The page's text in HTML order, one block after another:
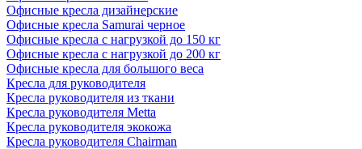
Офисные кресла дизайнерские
Офисные кресла Samurai черное
Офисные кресла с нагрузкой до 150 кг
Офисные кресла с нагрузкой до 200 кг
Офисные кресла для большого веса
Кресла для руководителя
Кресла руководителя из ткани
Кресла руководителя Metta
Кресла руководителя экокожа
Кресла руководителя Chairman